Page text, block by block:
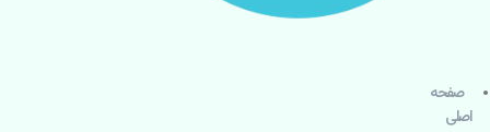
صفحه
اصلی